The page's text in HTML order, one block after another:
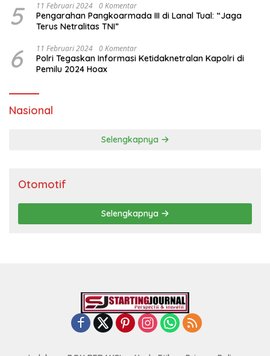
5 11 Februari 2024 0 Komentar
Pengarahan Pangkoarmada III di Lanal Tual: “Jaga
Terus Netralitas TNI”
6 11 Februari 2024 0 Komentar
Polri Tegaskan Informasi Ketidaknetralan Kapolri di
Pemilu 2024 Hoax
Nasional
Selengkapnya
Otomotif
Selengkapnya